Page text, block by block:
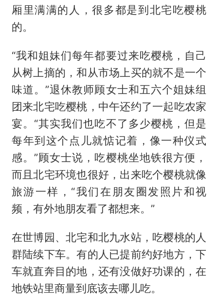
厢里满满的人，很多都是到北宅吃樱桃
的。
“我和姐妹们每年都要过来吃樱桃，自己
从树上摘的，和从市场上买的就不是一个
味道。”退休教师顾女士和五六个姐妹组
团来北宅吃樱桃，中午还约了一起吃农家
宴。“其实我们也吃不了多少樱桃，但是
每年到这个点儿就惦记着，像一种仪式
感。”顾女士说，吃樱桃坐地铁很方便，
而且北宅环境也很好，出来吃个樱桃就像
旅游一样，“我们在朋友圈发照片和视
频，有外地朋友看了都想来。”
在世博园、北宅和北九水站，吃樱桃的人
群陆续下车。有的人已提前约好地方，下
车就直奔目的地，还有没做好功课的，在
地铁站里商量到底该去哪儿吃。